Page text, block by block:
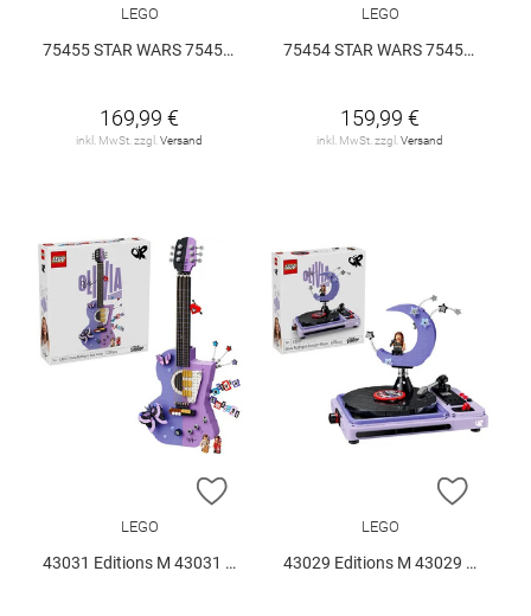
LEGO
75455 STAR WARS 75455 V29
169,99 €
inkl. MwSt. zzgl.Versand
LEGO
75454 STAR WARS 75454 V29
159,99 €
inkl. MwSt. zzgl.Versand
ZUR WUNSCHLISTE HINZUFÜGEN
LEGO
43031 Editions M 43031 V29
ZUR
LEGO
43029 Editions M 43029 V29